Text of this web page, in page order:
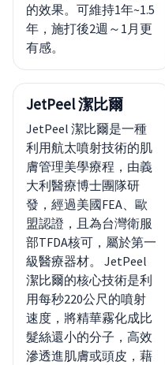
的效果。可維持1年~1.5
年，施打後2週～1月更
有感。
JetPeel 潔比爾
JetPeel 潔比爾是一種
利用航太噴射技術的肌
膚管理美學療程，由義
大利醫療博士團隊研
發，經過美國FEA、歐
盟認證，且為台灣衛服
部TFDA核可，屬於第一
級醫療器材。 JetPeel
潔比爾的核心技術是利
用每秒220公尺的噴射
速度，將精華霧化成比
髮絲還小的分子，高效
滲透進肌膚或頭皮，藉